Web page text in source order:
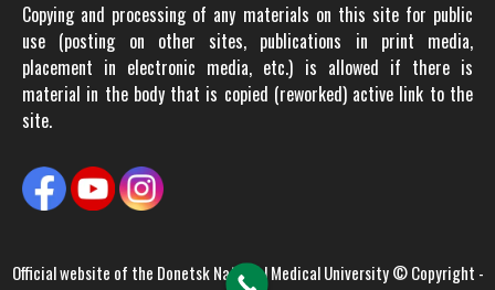
Copying and processing of any materials on this site for public
use (posting on other sites, publications in print media,
placement in electronic media, etc.) is allowed if there is
material in the body that is copied (reworked) active link to the
site.
Official website of the Donetsk National Medical University© Copyright -